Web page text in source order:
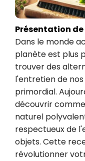
Présentation
Dans le monde
planète est plus
trouver des
l'entretien de
primordial.
découvrir
naturel
respectueux de
objets. Cette
révolutionner